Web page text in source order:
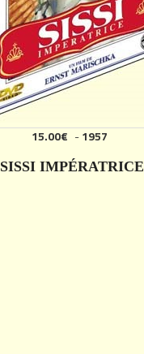
15.00€ -1957
SISSI IMPÉRATRICE